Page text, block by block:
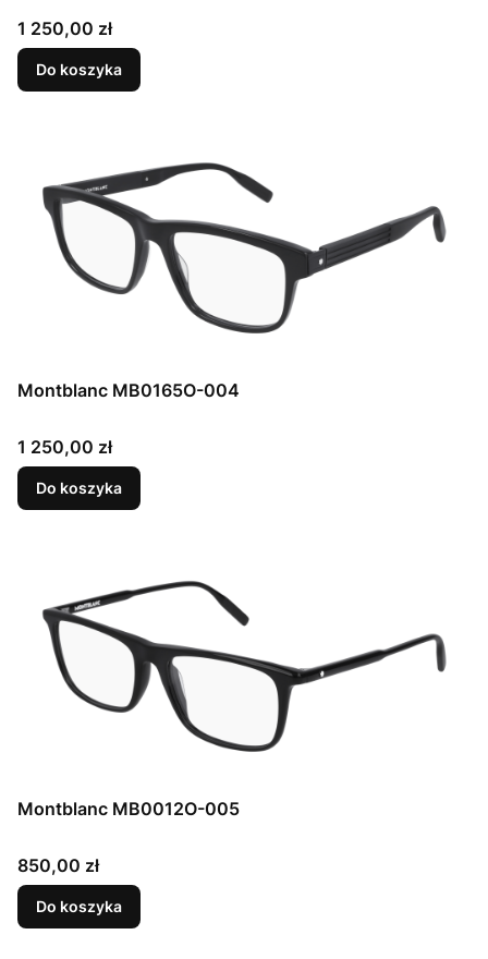
Cena
1 250,00 zł
Do koszyka
Montblanc MB0165O-004
Cena
1 250,00 zł
Do koszyka
Montblanc MB0012O-005
Cena
850,00 zł
Do koszyka